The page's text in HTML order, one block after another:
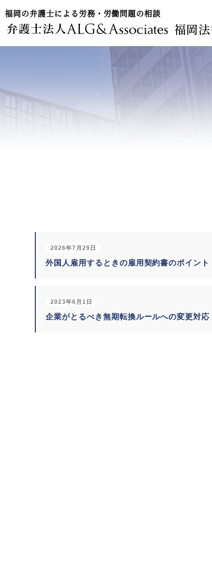
福岡の弁護士による労務・労働問題の相談
福岡
2026年7月29日
外国人雇用するときの雇用契約書のポイント
2023年6月1日
企業がとるべき無期転換ルールへの変更対応